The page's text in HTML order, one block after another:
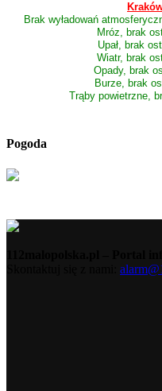
Brak wyładowań
Mróz, brak
Upał, brak
Wiatr, brak
Opady, brak
Burze, brak
Trąby powietrzne,
Pogoda